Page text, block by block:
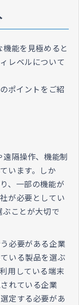
能を見極めると
レベルについて
ポイントをご紹
隔操作、機能制
います。しか
、一部の機能が
が必要としてい
ことが大切で
必要がある企業
いる製品を選ぶ
用している端末
れている企業
定する必要があ